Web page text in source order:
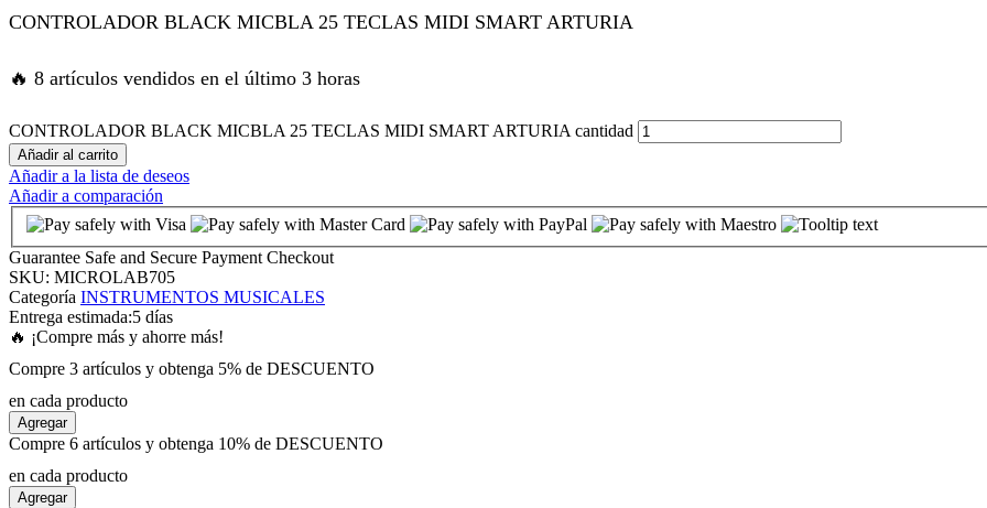
al
al
CONTROLADOR BLACK MICBLA 25 TECLAS MIDI SMART ARTURIA
🔥 8 artículos vendidos en el último 3 horas
CONTROLADOR BLACK MICBLA 25 TECLAS MIDI SMART ARTURIA cantidad
Añadir al carrito
Añadir a la lista de deseos
Añadir a comparación
Guarantee Safe and Secure Payment Checkout
SKU: MICROLAB705
Categoría INSTRUMENTOS MUSICALES
Entrega estimada:5 días
🔥 ¡Compre más y ahorre más!
Compre 3 artículos y obtenga 5% de DESCUENTO
en cada producto
Agregar
Compre 6 artículos y obtenga 10% de DESCUENTO
en cada producto
Agregar